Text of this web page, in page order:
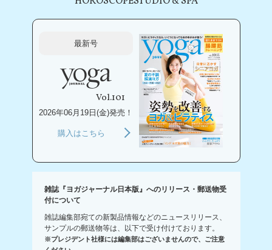
最新号
Vol.101
2026年06月19日(金)発売！
購入はこちら
雑誌『ヨガジャーナル日本版』へのリリース・郵送物受
付について
雑誌編集部宛ての新製品情報などのニュースリリース、
サンプルの郵送物等は、以下で受け付けております。
※プレジデント社様には編集部はございませんので、ご注意